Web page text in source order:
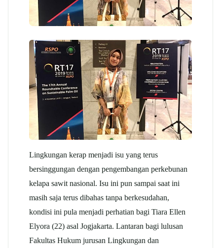
Lingkungan kerap menjadi isu yang terus
bersinggungan dengan pengembangan perkebunan
kelapa sawit nasional. Isu ini pun sampai saat ini
masih saja terus dibahas tanpa berkesudahan,
kondisi ini pula menjadi perhatian bagi Tiara Ellen
Elyora (22) asal Jogjakarta. Lantaran bagi lulusan
Fakultas Hukum jurusan Lingkungan dan